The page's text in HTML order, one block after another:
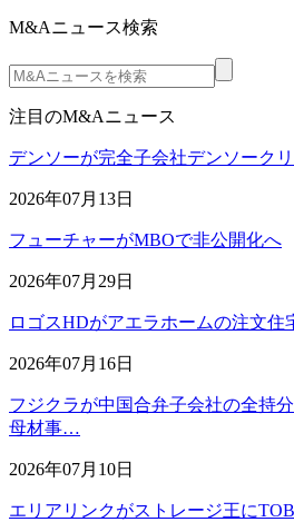
M&Aニュース検索
注目のM&Aニュース
デンソーが完全子会社デンソーク
2026年07月13日
フューチャーがMBOで非公開化へ
2026年07月29日
ロゴスHDがアエラホームの注文住
2026年07月16日
フジクラが中国合弁子会社の全持
母材事…
2026年07月10日
エリアリンクがストレージ王に